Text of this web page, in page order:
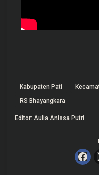
Kabupaten Pati
RS Bhayangkara
Editor: Aulia Anissa Putri